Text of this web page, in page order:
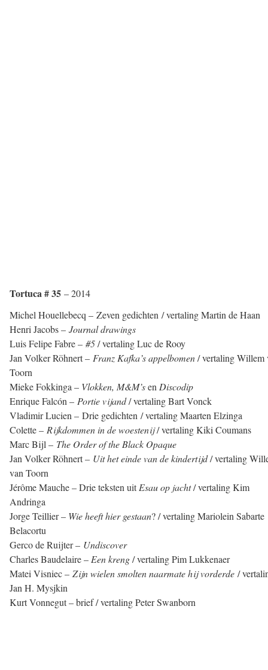
Tortuca # 35 – 2014
Michel Houellebecq – Zeven gedichten / vertaling Martin de Haan
Henri Jacobs – Journal drawings
Luis Felipe Fabre – #5/ vertaling Luc de Rooy
Jan Volker Röhnert – Franz Kafka’s appelbomen/ vertaling Willem
Toorn
Mieke Fokkinga – Vlokken, M&M’sen Discodip
Enrique Falcón – Portie vijand/ vertaling Bart Vonck
Vladimir Lucien – Drie gedichten / vertaling Maarten Elzinga
Colette – Rijkdommen in de woestenij/ vertaling Kiki Coumans
Marc Bijl – The Order of the Black Opaque
Jan Volker Röhnert – Uit heteinde van de kindertijd/ vertaling
van Toorn
Jérôme Mauche – Drie teksten uitEsau op jacht/ vertaling Kim
Andringa
Jorge Teillier – Wie heeft hier gestaan? / vertaling Mariolein Sabarte
Belacortu
Gerco de Ruijter – Undiscover
Charles Baudelaire – Een kreng/ vertaling Pim Lukkenaer
Matei Visniec – Zijn wielen smolten naarmate hij vorderde /
Jan H. Mysjkin
Kurt Vonnegut – brief / vertaling Peter Swanborn